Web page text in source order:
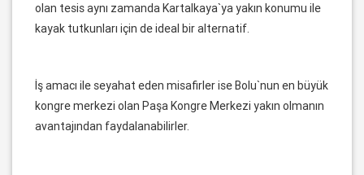
olan tesis aynı zamanda Kartalkaya`ya yakın konumu ile
kayak tutkunları için de ideal bir alternatif.
İş amacı ile seyahat eden misafirler ise Bolu`nun en büyük
kongre merkezi olan Paşa Kongre Merkezi yakın olmanın
avantajından faydalanabilirler.